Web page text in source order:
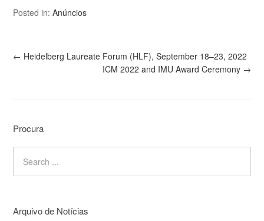
Posted in:Anúncios
← Heidelberg Laureate Forum (HLF), September 18–23, 2022
ICM 2022 and IMU Award Ceremony →
Procura
Arquivo de Notícias